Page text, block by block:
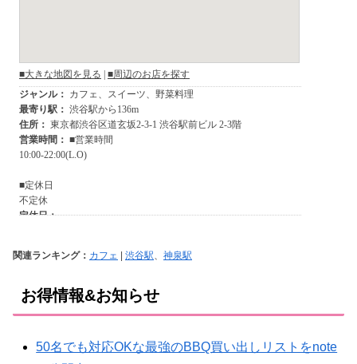
関連ランキング： カフェ 渋谷駅、 神泉駅
お得情報&お知らせ
50名でも対応OKな最強のBBQ買い出しリストをnote